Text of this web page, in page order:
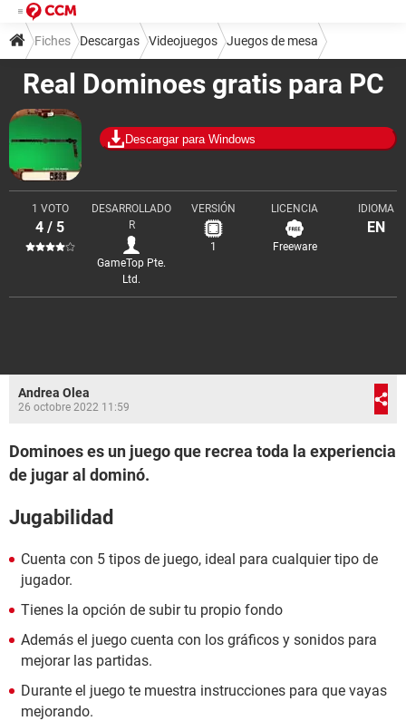
Real Dominoes gratis para PC
Descargar para Windows
1 VOTO
4 / 5
DESARROLLADO
R
GameTop Pte.
Ltd.
VERSIÓN
1
LICENCIA
Freeware
IDIOMA
EN
Fiches Descargas Videojuegos Juegos de mesa
Andrea Olea
26 octobre 2022 11:59
Dominoes es un juego que recrea toda la experiencia
de jugar al dominó.
Jugabilidad
Cuenta con 5 tipos de juego, ideal para cualquier tipo de
jugador.
Tienes la opción de subir tu propio fondo
Además el juego cuenta con los gráficos y sonidos para
mejorar las partidas.
Durante el juego te muestra instrucciones para que vayas
mejorando.